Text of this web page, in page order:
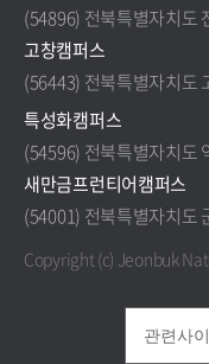
(54896) 전북특별자치도
고창캠퍼스
(56443) 전북특별자치도
특성화캠퍼스
(54596) 전북특별자치도
새만금프런티어캠퍼스
(54001) 전북특별자치도
Copyright (c) Jeonbuk